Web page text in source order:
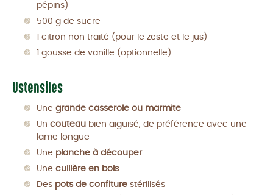
pépins)
500 g de sucre
1 citron non traité (pour le zeste et le jus)
1 gousse de vanille (optionnelle)
Ustensiles
Une grande casserole ou marmite
Un couteau bien aiguisé, de préférence avec une
lame longue
Une planche à découper
Une cuillère en bois
Des pots de confiture stérilisés